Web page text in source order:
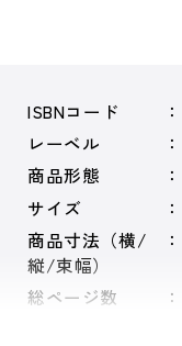
ISBNコード
レーベル
商品形態
サイズ
商品寸法（横/
縦/束幅）
総ページ数